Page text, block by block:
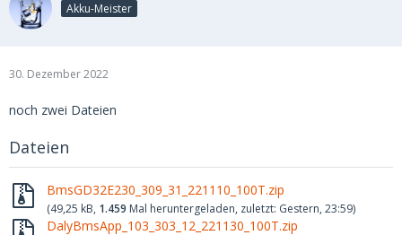
Akku-Meister
30. Dezember 2022
noch zwei Dateien
Dateien
BmsGD32E230_309_31_221110_100T.zip
(49,25 kB, 1.459 Mal heruntergeladen, zuletzt: Gestern, 23:59)
DalyBmsApp_103_303_12_221130_100T.zip